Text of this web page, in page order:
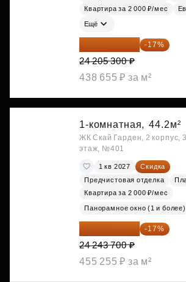
Квартира за 2 000 ₽/мес
Ещё
20 090 399 ₽ -17%
24 205 300 ₽
438 655 ₽ за м²
1-комнатная, 44.2м²
ЖК Скай Гарден, 2 корпус,
этаж, №401
1 кв 2027
Скидка
Предчистовая отделка
Квартира за 2 000 ₽/мес
Панорамное окно (1 и более)
20 122 271 ₽ -17%
24 243 700 ₽
455 255 ₽ за м²